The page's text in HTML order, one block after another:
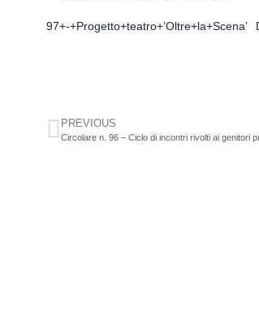
97+-+Progetto+teatro+’Oltre+la+Scena’
PREVIOUS
Circolare n. 96 – Ciclo di incontri rivolti ai genitori